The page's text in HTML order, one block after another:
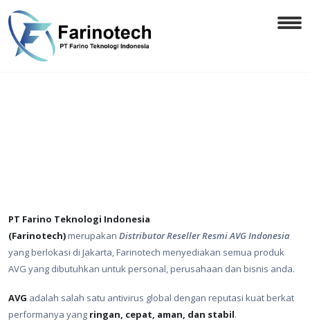
PT Farino Teknologi Indonesia
(Farinotech)merupakan Distributor Reseller Resmi AVG Indonesia
yang berlokasi di Jakarta, Farinotech menyediakan semua produk
AVG yang dibutuhkan untuk personal, perusahaan dan bisnis anda.
AVG adalah salah satu antivirus global dengan reputasi kuat berkat
performanya yang ringan, cepat, aman, dan stabil.